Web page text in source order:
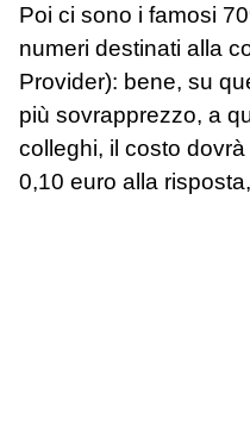
Poi ci sono i famosi
numeri destinati alla
Provider): bene, su
più sovrapprezzo, a
colleghi, il costo
0,10 euro alla